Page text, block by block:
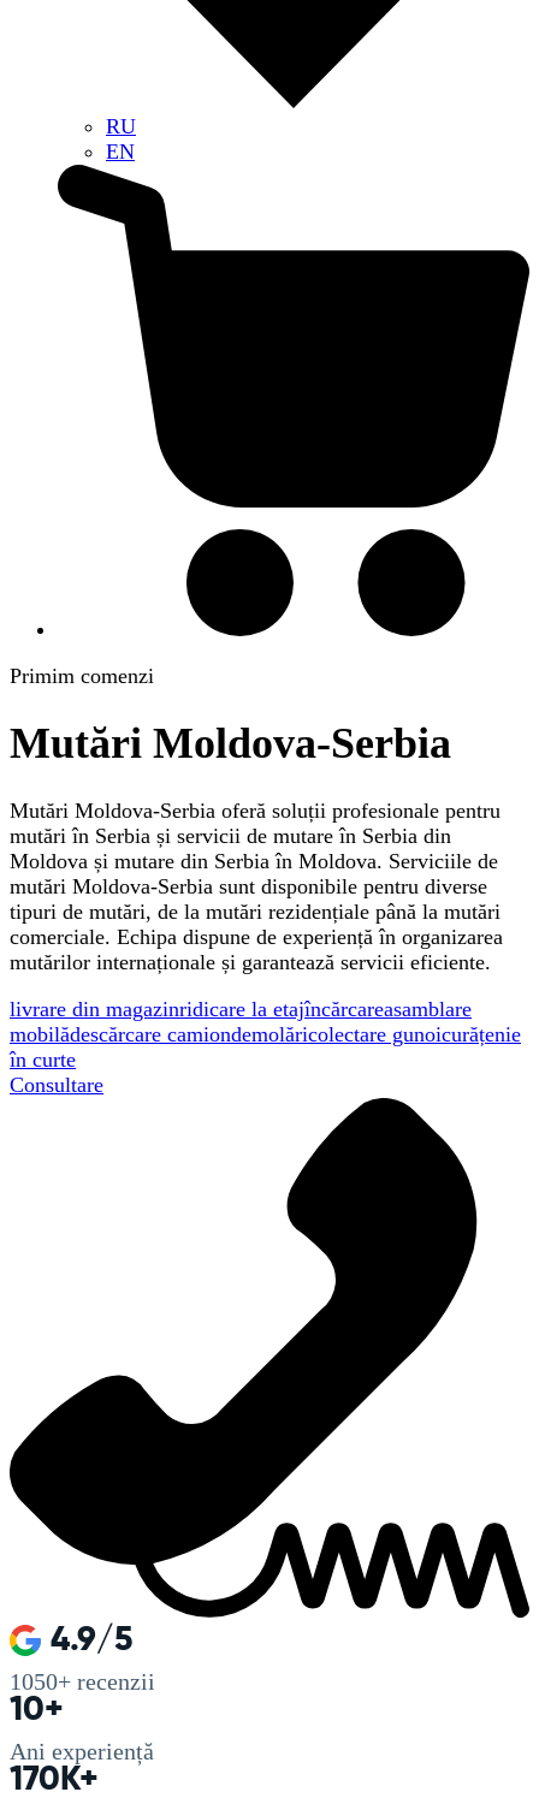
RU
EN
Primim comenzi
Mutări Moldova-Serbia
Mutări Moldova-Serbia oferă soluții profesionale pentru
mutări în Serbia și servicii de mutare în Serbia din
Moldova și mutare din Serbia în Moldova. Serviciile de
mutări Moldova-Serbia sunt disponibile pentru diverse
tipuri de mutări, de la mutări rezidențiale până la mutări
comerciale. Echipa dispune de experiență în organizarea
mutărilor internaționale și garantează servicii eficiente.
livrare din magazinridicare la etajîncărcareasamblare
mobilădescărcare camiondemolăricolectare gunoicurățenie
în curte
Consultare
4.9/5
1050+ recenzii
10+
Ani experiență
170K+